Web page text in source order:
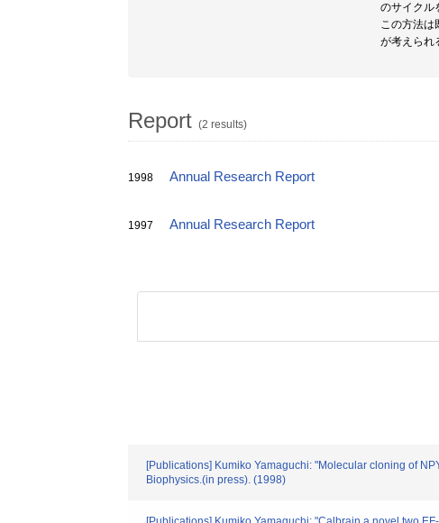
のサイクル
この方法は
が考えられ
Report (2 results)
1998 Annual Research Report
1997 Annual Research Report
[Publications] Kumiko Yamaguchi: "Molecular cloning of
Biophysics.(in press). (1998)